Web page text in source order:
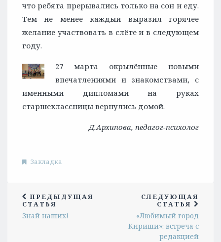
что ребята прерывались только на сон и еду.
Тем не менее каждый выразил горячее
желание участвовать в слёте и в следующем
году.
27 марта окрылённые новыми
впечатлениями и знакомствами, с
именными дипломами на руках
старшеклассницы вернулись домой.
Д.Архипова, педагог-психолог
Закладка
ПРЕДЫДУЩАЯ
СТАТЬЯ
Знай наших!
СЛЕДУЮЩАЯ
СТАТЬЯ
«Любимый город
Кириши»: встреча с
редакцией